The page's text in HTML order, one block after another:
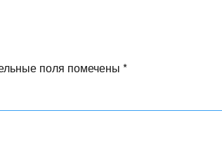
поля помечены *